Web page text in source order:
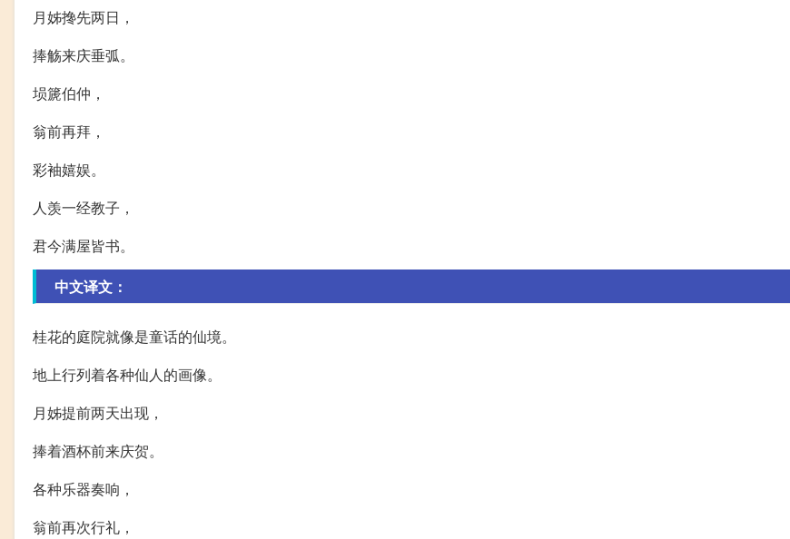
月姊搀先两日，
捧觞来庆垂弧。
埙篪伯仲，
翁前再拜，
彩袖嬉娱。
人羡一经教子，
君今满屋皆书。
中文译文：
桂花的庭院就像是童话的仙境。
地上行列着各种仙人的画像。
月姊提前两天出现，
捧着酒杯前来庆贺。
各种乐器奏响，
翁前再次行礼，